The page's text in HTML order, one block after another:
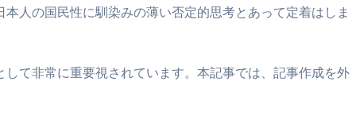
人の国民性に馴染みの薄い否定的思考とあって定着はしま
て非常に重要視されています。本記事では、記事作成を外